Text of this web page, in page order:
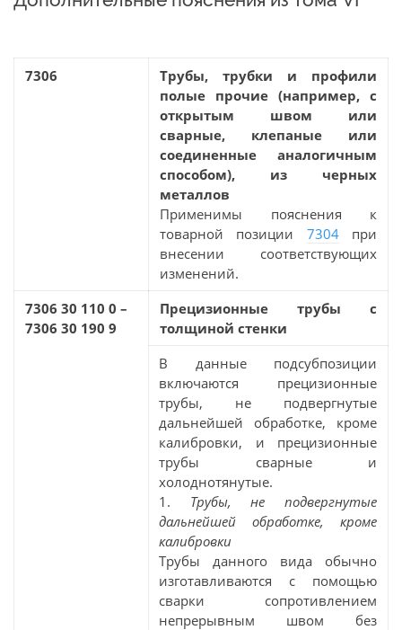
7306
Трубы, трубки и профили
полые прочие (например, с
открытым швом или
сварные, клепаные или
соединенные аналогичным
способом), из черных
металлов
Применимы пояснения к
товарной позиции 7304при
внесении соответствующих
изменений.
7306 30 110 0 –
7306 30 190 9
Прецизионные трубы с
толщиной стенки
В данные подсубпозиции
включаются прецизионные
трубы, не подвергнутые
дальнейшей обработке, кроме
калибровки, и прецизионные
трубы сварные и
холоднотянутые.
1. Трубы, не подвергнутые
дальнейшей обработке, кроме
калибровки
Трубы данного вида обычно
изготавливаются с помощью
сварки сопротивлением
непрерывным швом без